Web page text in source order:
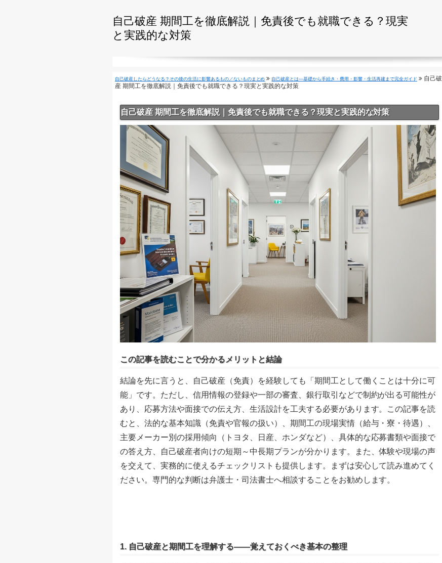
自己破産 期間工を徹底解説｜免責後でも就職できる？現実
と実践的な対策
自己破産したらどうなる？その後の生活に影響あるもの／ないものまとめ 自己破産とは—基礎から手続き・費用・影響・生活再建まで完全ガイド
自己破
産 期間工を徹底解説｜免責後でも就職できる？現実と実践的な対策
自己破産 期間工を徹底解説｜免責後でも就職できる？現実と実践的な対策
この記事を読むことで分かるメリットと結論
結論を先に言うと、自己破産（免責）を経験しても「期間工として働くことは十分に可
能」です。ただし、信用情報の登録や一部の審査、銀行取引などで制約が出る可能性が
あり、応募方法や面接での伝え方、生活設計を工夫する必要があります。この記事を読
むと、法的な基本知識（免責や官報の扱い）、期間工の現場実情（給与・寮・待遇）、
主要メーカー別の採用傾向（トヨタ、日産、ホンダなど）、具体的な応募書類や面接で
の答え方、自己破産者向けの短期～中長期プランが分かります。また、体験や現場の声
を交えて、実務的に使えるチェックリストも提供します。まずは安心して読み進めてく
ださい。専門的な判断は弁護士・司法書士へ相談することをお勧めします。
1. 自己破産と期間工を理解する――覚えておくべき基本の整理